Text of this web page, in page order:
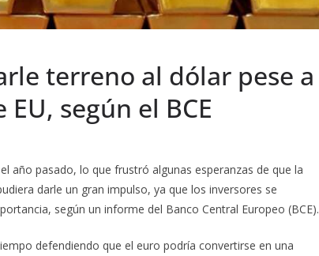
terreno al dólar pese a
según el BCE
año pasado, lo que frustró algunas esperanzas de que la
darle un gran impulso, ya que los inversores se
según un informe del Banco Central Europeo (BCE).
defendiendo que el euro podría convertirse en una